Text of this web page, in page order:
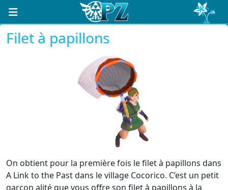
Filet à papillons
On obtient pour la première fois le filet à papillons dans
A Link to the Past dans le village Cocorico. C’est un petit
garçon alité que vous offre son filet à papillons à la